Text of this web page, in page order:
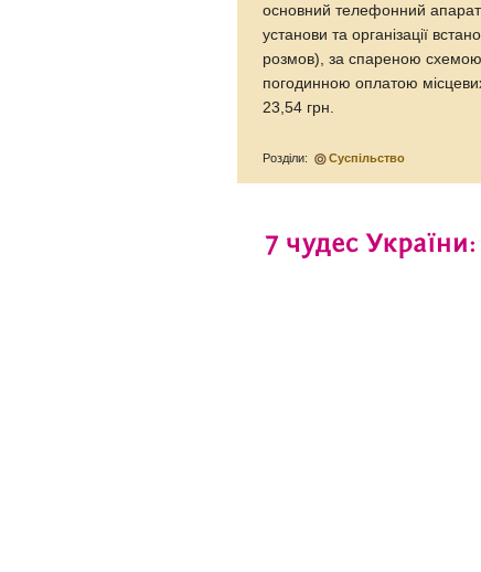
основний телефонний апарат
установи та організації
розмов), за спареною
погодинною оплатою
23,54 грн.
Розділи: Суспільство